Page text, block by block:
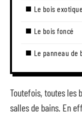
Le bois exotique
Le bois foncé
Le panneau de
Toutefois, toutes les
salles de bains. En